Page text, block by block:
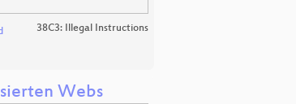
38C3: Illegal Instructions
Webs